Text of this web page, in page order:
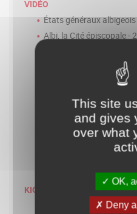
VIDÉO
États généraux
Albi, la Cité épiscopale -
Présentation du logo
Film 2011 de
sous titré anglais
Albi, la Cité épiscopale -
L'enseignement et la
L'économie et
États généraux
KIOSQUE
Cité épiscopale d'Albi -
This site
and gives
over what
OK,
Deny